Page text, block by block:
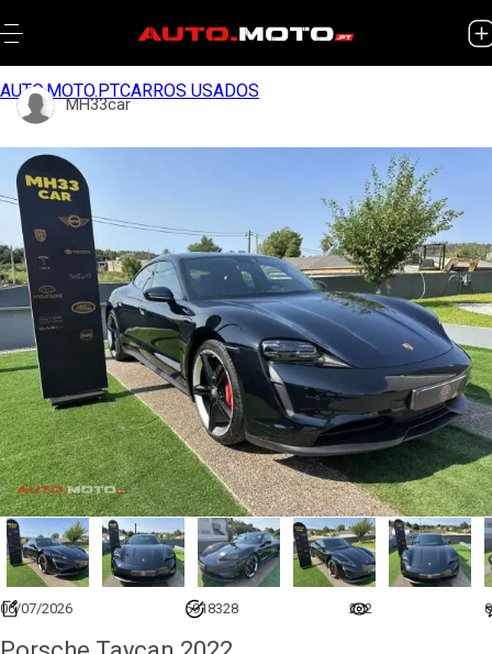
AUTO.MOTO.PTCARROS USADOS
06/07/2026 6918328 222 0
MH33car